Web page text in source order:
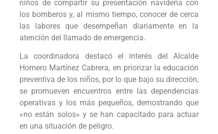
niños de compartir su presentación navideña con
los bomberos y, al mismo tiempo, conocer de cerca
las labores que desempeñan diariamente en la
atención del llamado de emergencia.
La coordinadora destacó el interés del Alcalde
Homero Martínez Cabrera, en priorizar la educación
preventiva de los niños, por lo que bajo su dirección,
se promueven encuentros entre las dependencias
operativas y los más pequeños, demostrando que
«no están solos» y se han capacitado para actuar
en una situación de peligro.